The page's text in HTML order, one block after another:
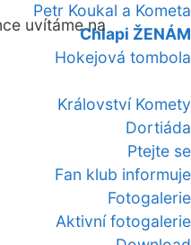
Petr Koukal a Kometa
Chlapi ŽENÁM
Hokejová tombola
Království Komety
Dortiáda
Ptejte se
Fan klub informuje
Fotogalerie
Aktivní fotogalerie
uvítáme na